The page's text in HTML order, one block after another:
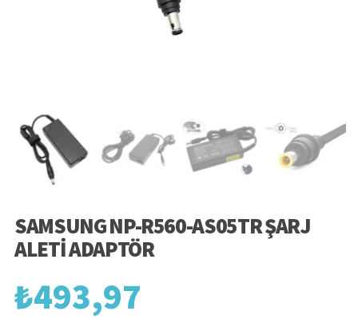
SAMSUNG NP-R560-AS05TR ŞARJ
ALETI ADAPTÖR
₺493,97